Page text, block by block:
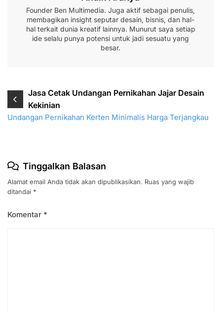
Founder Ben Multimedia. Juga aktif sebagai penulis,
membagikan insight seputar desain, bisnis, dan hal-
hal terkait dunia kreatif lainnya. Munurut saya setiap
ide selalu punya potensi untuk jadi sesuatu yang
besar.
Navigasi
pos
Jasa Cetak Undangan Pernikahan Jajar Desain
Kekinian
Undangan Pernikahan Kerten Minimalis Harga Terjangkau
Tinggalkan Balasan
Alamat email Anda tidak akan dipublikasikan. Ruas yang wajib
ditandai *
Komentar *